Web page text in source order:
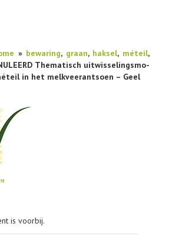
» bewaring, graan, haksel, méteil,
Thematisch uit­wis­se­lings­mo­
in het melk­vee­r­ant­soen – Geel
is voorbij.